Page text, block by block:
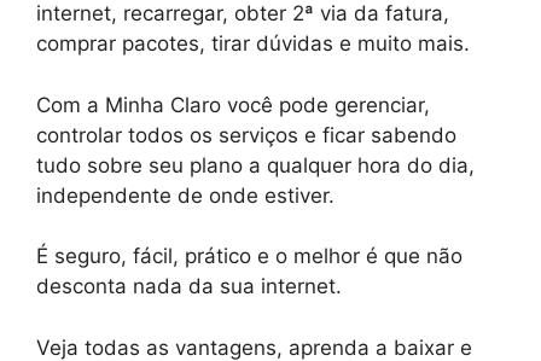
internet, recarregar, obter 2ª via da fatura,
comprar pacotes, tirar dúvidas e muito mais.
Com a Minha Claro você pode gerenciar,
controlar todos os serviços e ficar sabendo
tudo sobre seu plano a qualquer hora do dia,
independente de onde estiver.
É seguro, fácil, prático e o melhor é que não
desconta nada da sua internet.
Veja todas as vantagens, aprenda a baixar e